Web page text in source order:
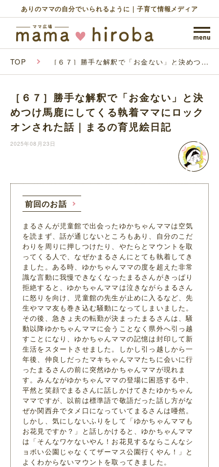
ありのママの自分でいられるように｜子育て情報メディア
TOP ［６７］勝手な解釈で「お金ない」と決めつけ
｜まるの育児絵日記
［６７］勝手な解釈で「お金ない」と決
めつけ馬鹿にしてくる執着ママにロック
オンされた話｜まるの育児絵日記
2025年08月23日
前回のお話
まるさんが児童館で出会ったゆかちゃんママは空気
を読まず、話が通じないところもあり、自分のこだ
わりを周りに押しつけたり、やたらとマウントを取
ってくる人で、なぜかまるさんにとても執着してき
ました。ある時、ゆかちゃんママの度を超えた非常
識な言動に我慢できなくなったまるさんがきっぱり
拒絶すると、ゆかちゃんママは泣きながらまるさん
に怒りを向け、児童館の先生が止めに入るなど、先
生やママ友も巻き込む騒動になってしまいました。
その後、急きょ夫の転勤が決まったまるさんは、騒
動以降ゆかちゃんママに会うことなく県外へ引っ越
すことになり、ゆかちゃんママの記憶は封印して新
生活をスタートさせました。しかし引っ越しから一
年後、仲良しだったマキちゃんママたちに会いに行
ったまるさんの前に突然ゆかちゃんママが現れま
す。みんながゆかちゃんママの登場に困惑する中、
平然と笑顔でまるさんに話しかけてきたゆかちゃん
ママですが、以前は標準語で敬語だった話し方がな
ぜか関西弁でタメ口になっていてまるさんは唖然。
しかし、気にしないふりをして「ゆかちゃんママも
お花見ですか？」と話しかけると、ゆかちゃんママ
は「そんなワケないやん！お花見するならこんなシ
ョボい公園じゃなくてザーマス公園行くやん！」と
よくわからないマウントを取ってきました。